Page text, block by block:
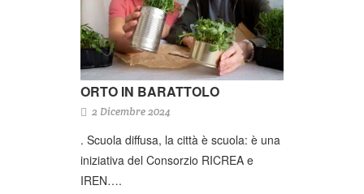
ORTO IN BARATTOLO
2 Dicembre 2024
. Scuola diffusa, la città è scuola: è una
iniziativa del Consorzio RICREA e
IREN….